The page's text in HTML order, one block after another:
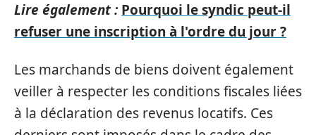
Lire également : Pourquoi le syndic peut-il
refuser une inscription à l'ordre du jour ?
Les marchands de biens doivent également
veiller à respecter les conditions fiscales liées
à la déclaration des revenus locatifs. Ces